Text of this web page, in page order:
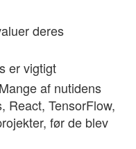
deres
er vigtigt
af nutidens
React, TensorFlow,
før de blev